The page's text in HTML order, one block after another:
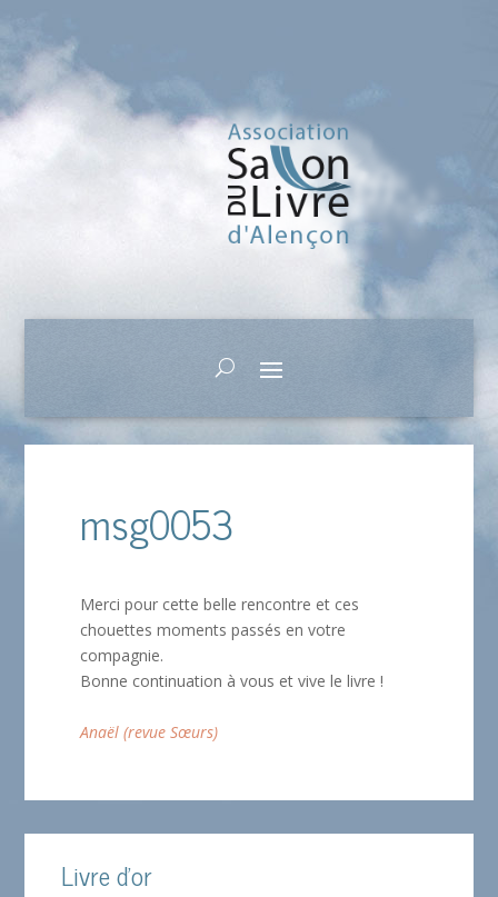
msg0053
Merci pour cette belle rencontre et ces
chouettes moments passés en votre
compagnie.
Bonne continuation à vous et vive le livre !
Anaël (revue Sœurs)
Livre d'or